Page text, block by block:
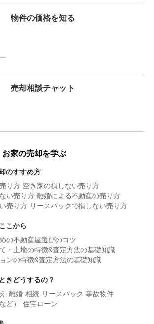
物件の価格を知る
売却相談チャット
お家の売却を学ぶ
のすすめ方
り方 空き家の損しない売り方
い売り方 離婚による不動産の売り方
売り方 リースバックで損しない売り方
こから
の不動産屋選びのコツ
・土地の特徴&査定方法の基礎知識
ンの特徴&査定方法の基礎知識
きどうするの？
離婚 相続 リースバック 事故物件
ど）
住宅ローン